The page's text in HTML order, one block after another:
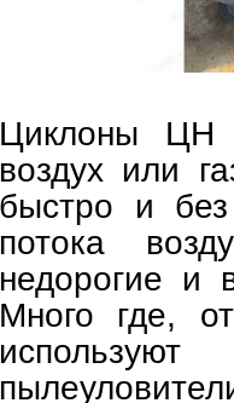
Циклоны ЦН
воздух или
быстро и
потока
недорогие и
Много где,